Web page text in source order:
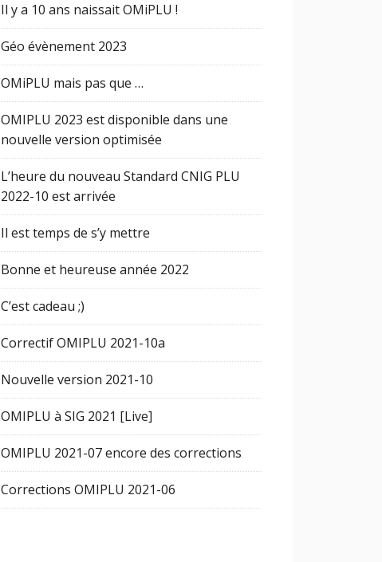
Il y a 10 ans naissait OMiPLU !
Géo évènement 2023
OMiPLU mais pas que …
OMIPLU 2023 est disponible dans une
nouvelle version optimisée
L’heure du nouveau Standard CNIG PLU
2022-10 est arrivée
Il est temps de s’y mettre
Bonne et heureuse année 2022
C’est cadeau ;)
Correctif OMIPLU 2021-10a
Nouvelle version 2021-10
OMIPLU à SIG 2021 [Live]
OMIPLU 2021-07 encore des corrections
Corrections OMIPLU 2021-06